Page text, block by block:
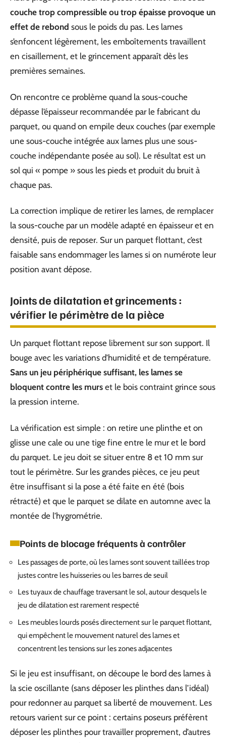
couche trop compressible ou trop épaisse provoque un
effet de rebond sous le poids du pas. Les lames
s’enfoncent légèrement, les emboîtements travaillent
en cisaillement, et le grincement apparaît dès les
premières semaines.
On rencontre ce problème quand la sous-couche
dépasse l’épaisseur recommandée par le fabricant du
parquet, ou quand on empile deux couches (par exemple
une sous-couche intégrée aux lames plus une sous-
couche indépendante posée au sol). Le résultat est un
sol qui « pompe » sous les pieds et produit du bruit à
chaque pas.
La correction implique de retirer les lames, de remplacer
la sous-couche par un modèle adapté en épaisseur et en
densité, puis de reposer. Sur un parquet flottant, c’est
faisable sans endommager les lames si on numérote leur
position avant dépose.
Joints de dilatation et grincements :
vérifier le périmètre de la pièce
Un parquet flottant repose librement sur son support. Il
bouge avec les variations d’humidité et de température.
Sans un jeu périphérique suffisant, les lames se
bloquent contre les murs et le bois contraint grince sous
la pression interne.
La vérification est simple : on retire une plinthe et on
glisse une cale ou une tige fine entre le mur et le bord
du parquet. Le jeu doit se situer entre 8 et 10 mm sur
tout le périmètre. Sur les grandes pièces, ce jeu peut
être insuffisant si la pose a été faite en été (bois
rétracté) et que le parquet se dilate en automne avec la
montée de l’hygrométrie.
Points de blocage fréquents à contrôler
Les passages de porte, où les lames sont souvent taillées trop
justes contre les huisseries ou les barres de seuil
Les tuyaux de chauffage traversant le sol, autour desquels le
jeu de dilatation est rarement respecté
Les meubles lourds posés directement sur le parquet flottant,
qui empêchent le mouvement naturel des lames et
concentrent les tensions sur les zones adjacentes
Si le jeu est insuffisant, on découpe le bord des lames à
la scie oscillante (sans déposer les plinthes dans l’idéal)
pour redonner au parquet sa liberté de mouvement. Les
retours varient sur ce point : certains poseurs préfèrent
déposer les plinthes pour travailler proprement, d’autres